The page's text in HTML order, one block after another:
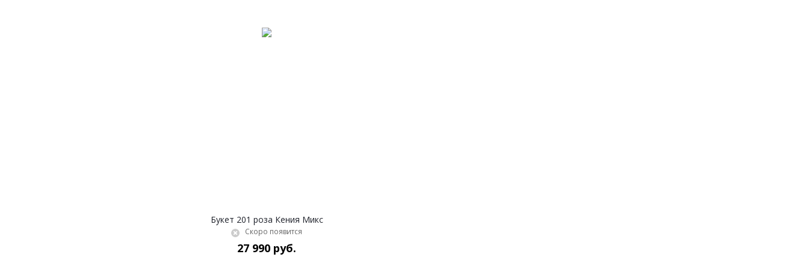
Букет 201 роза Кения Микс
Скоро появится
27 990 руб.